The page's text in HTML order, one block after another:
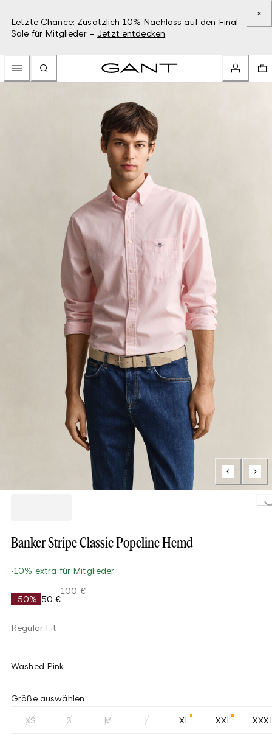
Letzte Chance: Zusätzlich 10% Nachlass auf den Final
Sale für Mitglieder – Jetzt entdecken
Banker Stripe Classic Popeline Hemd
-10% extra für Mitglieder
-50% 50 €
100 €
Regular Fit
Washed Pink
Größe auswählen
XS S M L XL XXL